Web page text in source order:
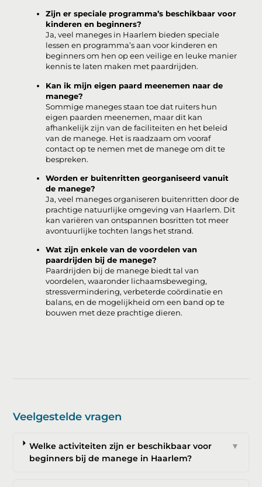
Zijn er speciale programma’s beschikbaar voor
kinderen en beginners?
Ja, veel maneges in Haarlem bieden speciale
lessen en programma’s aan voor kinderen en
beginners om hen op een veilige en leuke manier
kennis te laten maken met paardrijden.
Kan ik mijn eigen paard meenemen naar de
manege?
Sommige maneges staan toe dat ruiters hun
eigen paarden meenemen, maar dit kan
afhankelijk zijn van de faciliteiten en het beleid
van de manege. Het is raadzaam om vooraf
contact op te nemen met de manege om dit te
bespreken.
Worden er buitenritten georganiseerd vanuit
de manege?
Ja, veel maneges organiseren buitenritten door de
prachtige natuurlijke omgeving van Haarlem. Dit
kan variëren van ontspannen bosritten tot meer
avontuurlijke tochten langs het strand.
Wat zijn enkele van de voordelen van
paardrijden bij de manege?
Paardrijden bij de manege biedt tal van
voordelen, waaronder lichaamsbeweging,
stressvermindering, verbeterde coördinatie en
balans, en de mogelijkheid om een band op te
bouwen met deze prachtige dieren.
Veelgestelde vragen
Welke activiteiten zijn er beschikbaar voor
beginners bij de manege in Haarlem?
▼